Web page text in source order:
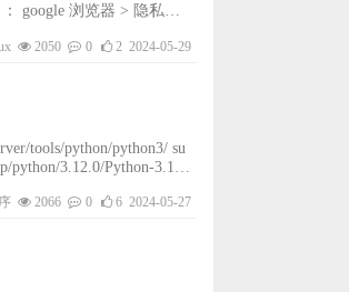
google 浏览器 > 隐私和
2050 0 2 2024-05-29
python/3.12.0/Python-3.12.
2066 0 6 2024-05-27